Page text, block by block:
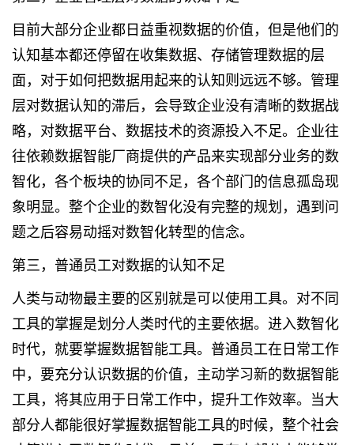
目前大部分企业都日益重视数据的价值，但是他们的
认知基本都还停留在收集数据、存储管理数据的层
面，对于如何把数据用起来的认知则远远不够。管理
层对数据认知的滞后，会导致企业没有清晰的数据战
略，对数据平台、数据技术的资源投入不足。企业往
往依赖数据智能厂商提供的产品来实现部分业务的数
智化，各个板块的协同不足，各个部门的信息孤岛现
象明显。整个企业的数智化没有完整的规划，遇到问
题之后容易动摇对数智化转型的信念。
第三，普通员工对数据的认知不足
人类与动物最主要的区别就是可以使用工具。对不同
工具的掌握是划分人类时代的主要依据。进入数智化
时代，就要掌握数据智能工具。普通员工在日常工作
中，要充分认识数据的价值，主动学习新的数据智能
工具，将其应用于日常工作中，提升工作效率。当大
部分人都能很好掌握数据智能工具的时候，整个社会